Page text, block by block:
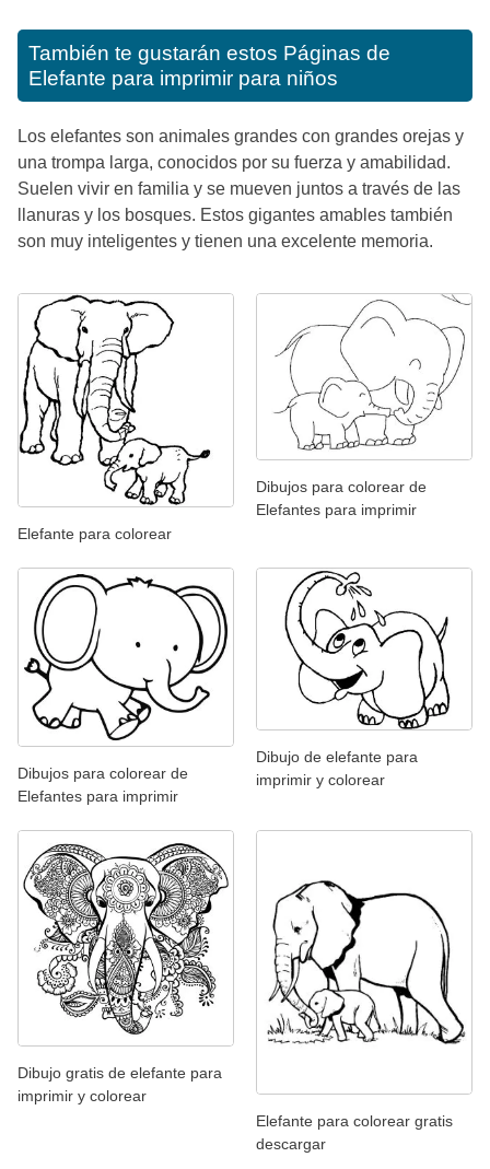
También te gustarán estos Páginas de
Elefante para imprimir para niños
Los elefantes son animales grandes con grandes orejas y
una trompa larga, conocidos por su fuerza y amabilidad.
Suelen vivir en familia y se mueven juntos a través de las
llanuras y los bosques. Estos gigantes amables también
son muy inteligentes y tienen una excelente memoria.
Elefante para colorear
Dibujos para colorear de
Elefantes para imprimir
Dibujos para colorear de
Elefantes para imprimir
Dibujo de elefante para
imprimir y colorear
Dibujo gratis de elefante para
imprimir y colorear
Elefante para colorear gratis
descargar